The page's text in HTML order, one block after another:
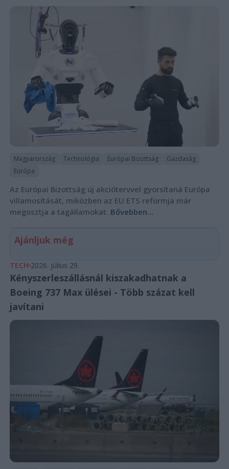
Magyarország Technológia Európai Bizottság
Gazdaság
Európa
Az Európai Bizottság új akciótervvel gyorsítaná Európa
villamosítását, miközben az EU ETS reformja már
megosztja a tagállamokat. Bővebben...
Ajánljuk még
TECH 2026. július 29.
Kényszerleszállásnál kiszakadhatnak a
Boeing 737 Max ülései - Több százat kell
javítani